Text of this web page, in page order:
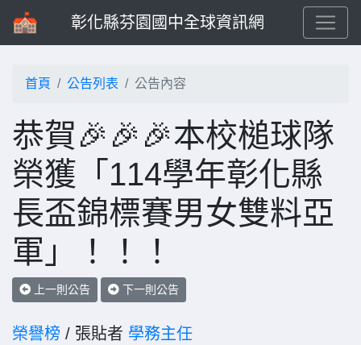
彰化縣芬園國中全球資訊網
首頁 公告列表 公告內容
恭賀🎉🎉🎉本校槌球隊
榮獲「114學年彰化縣
長盃錦標賽男女雙料亞
軍」！！！
上一則公告 下一則公告
榮譽榜 / 張貼者 學務主任